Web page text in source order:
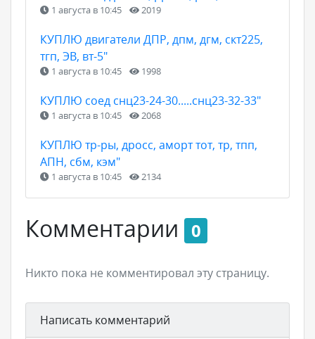
1 августа в 10:45 2019
КУПЛЮ двигатели ДПР, дпм, дгм, скт225,
тгп, ЭВ, вт-5"
1 августа в 10:45 1998
КУПЛЮ соед снц23-24-30.....снц23-32-33"
1 августа в 10:45 2068
КУПЛЮ тр-ры, дросс, аморт тот, тр, тпп,
АПН, сбм, кэм"
1 августа в 10:45 2134
Комментарии 0
Никто пока не комментировал эту страницу.
Написать комментарий